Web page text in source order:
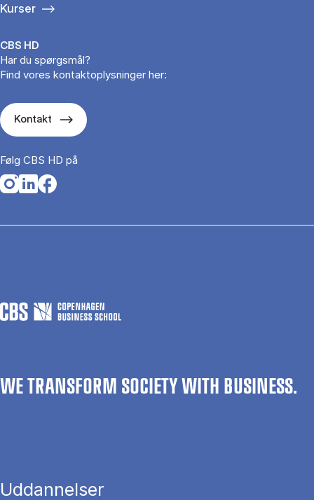
Kurser
CBS HD
Har du spørgsmål?
Find vores kontaktoplysninger her:
Kontakt
Følg CBS HD på
Opens in a new tab
Opens in a new tab
Opens in a new tab
WE TRANSFORM SOCIETY WITH BUSINESS.
Uddannelser